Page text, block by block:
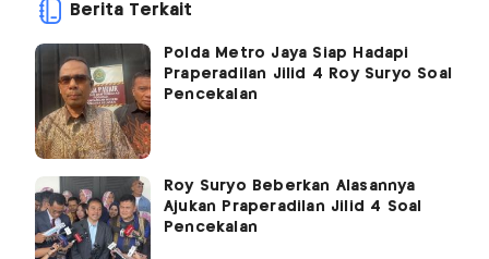
Berita Terkait
Polda Metro Jaya Siap Hadapi
Praperadilan Jilid 4 Roy Suryo Soal
Pencekalan
Roy Suryo Beberkan Alasannya
Ajukan Praperadilan Jilid 4 Soal
Pencekalan